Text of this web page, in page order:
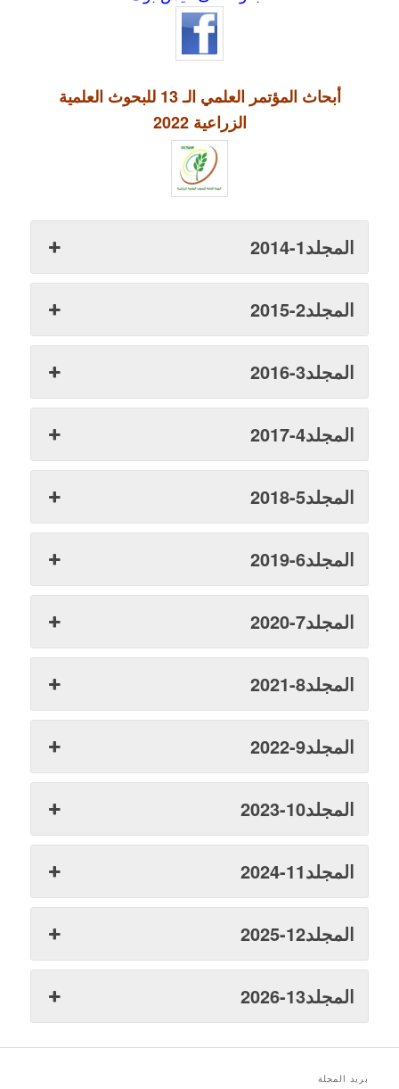
أبحاث المؤتمر العلمي الـ 13 للبحوث العلمية
الزراعية 2022
المجلد1-2014
المجلد2-2015
المجلد3-2016
المجلد4-2017
المجلد5-2018
المجلد6-2019
المجلد7-2020
المجلد8-2021
المجلد9-2022
المجلد10-2023
المجلد11-2024
المجلد12-2025
المجلد13-2026
بريد المجلة